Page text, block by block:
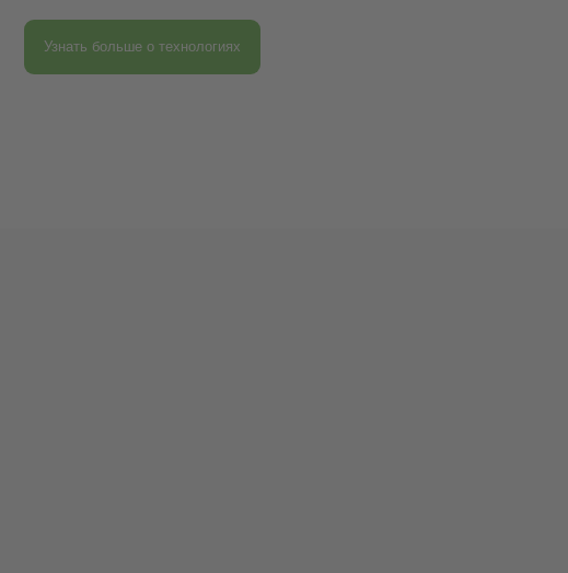
Узнать больше о технологиях